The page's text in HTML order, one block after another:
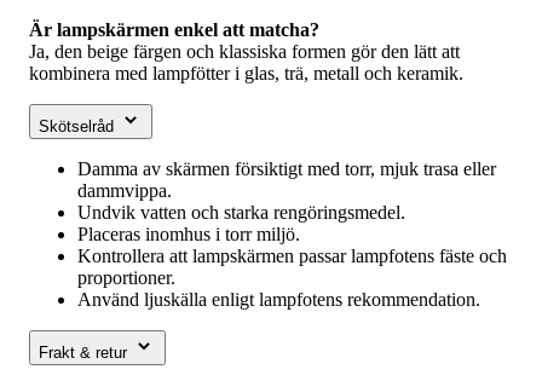
Är lampskärmen enkel att matcha?
Ja, den beige färgen och klassiska formen gör den lätt att
kombinera med lampfötter i glas, trä, metall och keramik.
Skötselråd
Damma av skärmen försiktigt med torr, mjuk trasa eller
dammvippa.
Undvik vatten och starka rengöringsmedel.
Placeras inomhus i torr miljö.
Kontrollera att lampskärmen passar lampfotens fäste och
proportioner.
Använd ljuskälla enligt lampfotens rekommendation.
Frakt & retur